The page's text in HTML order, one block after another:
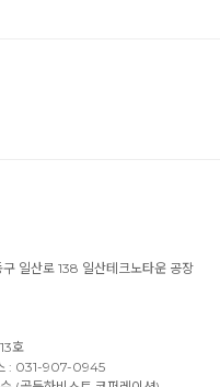
일산로 138 일산테크노타운 공장
호
: 031-907-0945